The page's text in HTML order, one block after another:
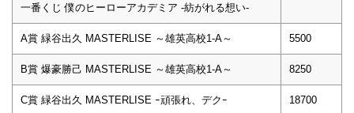
一番くじ 僕のヒーローアカデミア -紡がれる想い-
A賞 緑谷出久 MASTERLISE ～雄英高校1-A～ 5500
B賞 爆豪勝己 MASTERLISE ～雄英高校1-A～ 8250
C賞 緑谷出久 MASTERLISE ｰ頑張れ、デクｰ 18700